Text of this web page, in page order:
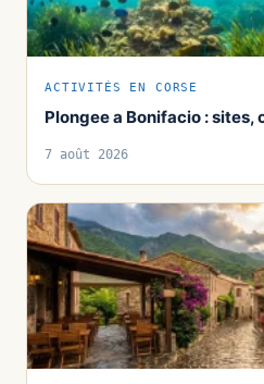
ACTIVITÉS EN CORSE
Plongee a Bonifacio :
7 août 2026